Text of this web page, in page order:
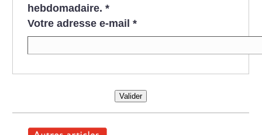
hebdomadaire. *
Votre adresse e-mail *
Valider